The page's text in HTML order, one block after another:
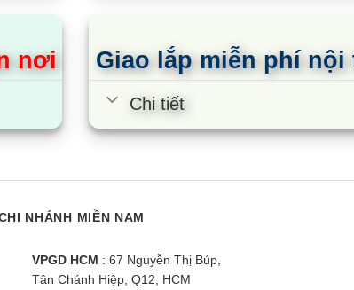
RNQ42MY1 chống ăn
Daikin trang bị cho sản phẩm điều hòa
có công suất nhỏ hơn trong cùng series để sử
nơi Giao lắp miễn phí nội
Chi tiết
NHÁNH MIỀN NAM
VPGD HCM : 67 Nguyễn Thị Búp,
Tân Chánh Hiệp, Q12, HCM